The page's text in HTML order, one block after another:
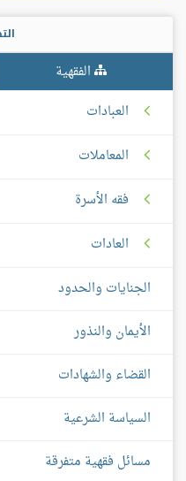
الفقهية
العبادات
المعاملات
فقه الأسرة
العادات
الجنايات والحدود
الأيمان والنذور
القضاء والشهادات
السياسة الشرعية
مسائل فقهية متفرقة